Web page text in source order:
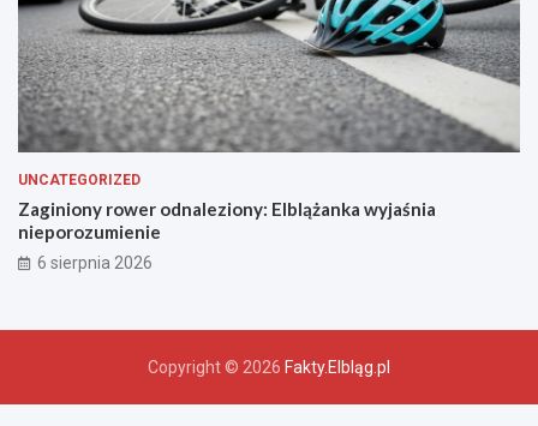
UNCATEGORIZED
Zaginiony rower odnaleziony: Elblążanka wyjaśnia
nieporozumienie
6 sierpnia 2026
Copyright © 2026 Fakty.Elbląg.pl